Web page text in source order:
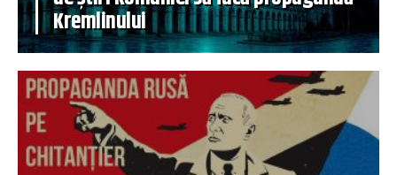
Kremlinului